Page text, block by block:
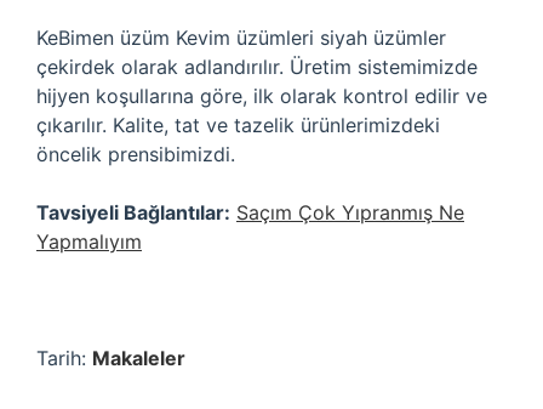
KeBimen üzüm Kevim üzümleri siyah üzümler
çekirdek olarak adlandırılır. Üretim sistemimizde
hijyen koşullarına göre, ilk olarak kontrol edilir ve
çıkarılır. Kalite, tat ve tazelik ürünlerimizdeki
öncelik prensibimizdi.
Tavsiyeli Bağlantılar: Saçım Çok Yıpranmış Ne
Yapmalıyım
Tarih: Makaleler